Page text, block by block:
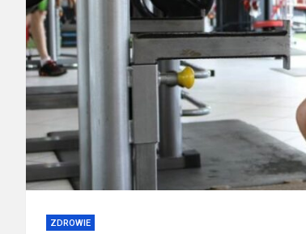
ZDROWIE